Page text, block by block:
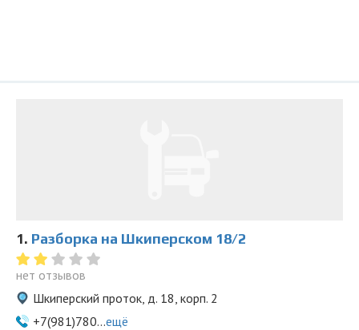
1. Разборка на Шкиперском 18/2
нет отзывов
Шкиперский проток, д. 18, корп. 2
+7(981)780...ещё